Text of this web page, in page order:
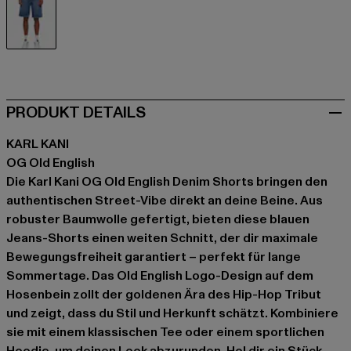
PRODUKT DETAILS
KARL KANI
OG Old English
Die Karl Kani OG Old English Denim Shorts bringen den
authentischen Street-Vibe direkt an deine Beine. Aus
robuster Baumwolle gefertigt, bieten diese blauen
Jeans-Shorts einen weiten Schnitt, der dir maximale
Bewegungsfreiheit garantiert – perfekt für lange
Sommertage. Das Old English Logo-Design auf dem
Hosenbein zollt der goldenen Ära des Hip-Hop Tribut
und zeigt, dass du Stil und Herkunft schätzt. Kombiniere
sie mit einem klassischen Tee oder einem sportlichen